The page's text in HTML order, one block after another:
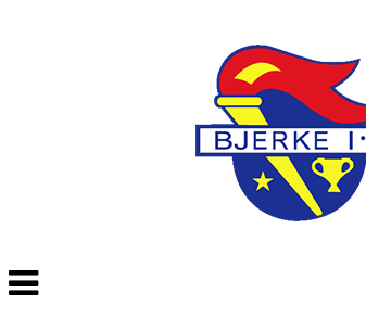
Veksle
navigasjon